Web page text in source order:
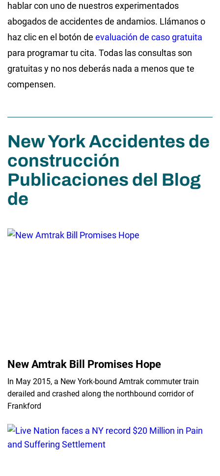
hablar con uno de nuestros experimentados
abogados de accidentes de andamios. Llámanos o
haz clic en el botón de evaluación de caso gratuita
para programar tu cita. Todas las consultas son
gratuitas y no nos deberás nada a menos que te
compensen.
New York Accidentes de
construcción
Publicaciones del Blog
de
New Amtrak Bill Promises Hope
In May 2015, a New York-bound Amtrak commuter train
derailed and crashed along the northbound corridor of
Frankford